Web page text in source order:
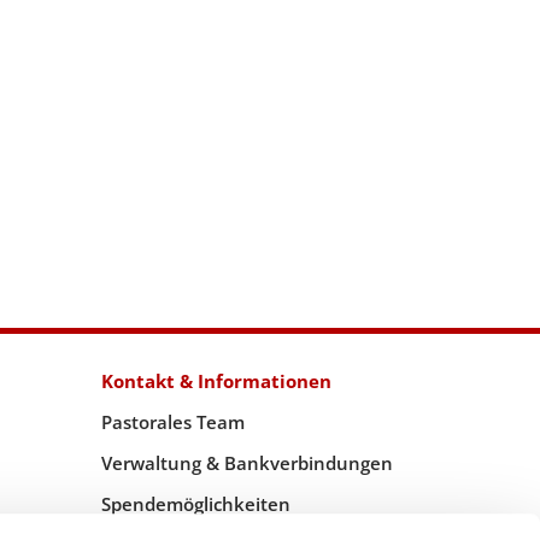
Kontakt & Informationen
Pastorales Team
Verwaltung & Bankverbindungen
Spendemöglichkeiten